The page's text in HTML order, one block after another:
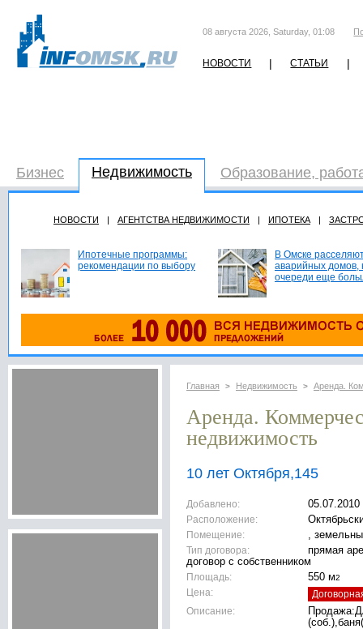
08 августа 2026, Saturday, 01:08
НОВОСТИ | СТАТЬИ |
Бизнес Недвижимость Образование,
НОВОСТИ | АГЕНТСТВА НЕДВИЖИМОСТИ | ИПОТЕКА |
Ипотечные программы:
рекомендации по выбору
В Омске
аварийных домов,
очереди еще
Главная > Недвижимость > Аренда.
Аренда.
недвижимость
10 лет Октября,145
Добавлено:
05.07.2010
Расположение:
Помещение:
,
Тип договора:
прямая
договор с собственником
Площадь:
550 м2
Цена:
Описание: